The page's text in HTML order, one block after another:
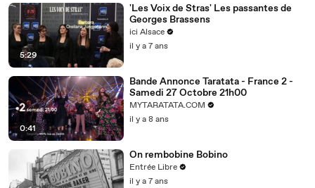
5:29
'Les Voix de Stras' Les passantes de
Georges Brassens
ici Alsace
il y a 7 ans
0:41
Bande Annonce Taratata - France 2 -
Samedi 27 Octobre 21h00
MYTARATATA.COM
il y a 8 ans
On rembobine Bobino
Entrée Libre
il y a 7 ans